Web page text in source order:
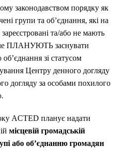
законодавством порядку як
групи та об’єднання, які на
та/або не мають
ПЛАНУЮТЬ заснувати
зі статусом
Центру денного догляду
догляду за особами похилого
ACTED планує надати
місцевій громадській
або об’єднанню громадян